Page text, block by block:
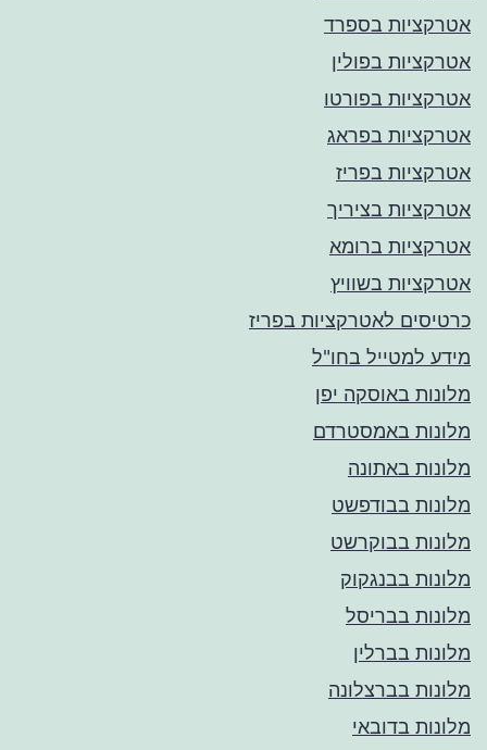
אטרקציות בספרד
אטרקציות בפולין
אטרקציות בפורטו
אטרקציות בפראג
אטרקציות בפריז
אטרקציות בציריך
אטרקציות ברומא
אטרקציות בשוויץ
כרטיסים לאטרקציות בפריז
מידע למטייל בחו"ל
מלונות באוסקה יפן
מלונות באמסטרדם
מלונות באתונה
מלונות בבודפשט
מלונות בבוקרשט
מלונות בבנגקוק
מלונות בבריסל
מלונות בברלין
מלונות בברצלונה
מלונות בדובאי